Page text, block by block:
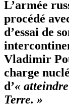
L’armée
procédé
d’essai de
Vladimir
charge
d’«
Terre. »